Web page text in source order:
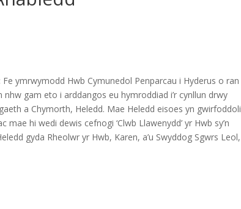
Fe ymrwymodd Hwb Cymunedol Penparcau i Hyderus o ran
gam eto i arddangos eu hymroddiad i’r cynllun drwy
a Chymorth, Heledd. Mae Heledd eisoes yn gwirfoddoli
hi wedi dewis cefnogi ‘Clwb Llawenydd’ yr Hwb sy’n
gyda Rheolwr yr Hwb, Karen, a’u Swyddog Sgwrs Leol,